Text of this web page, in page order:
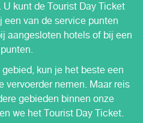
kunt de Tourist Day Ticket
van de service punten
aangesloten hotels of bij een
kun je het beste een
vervoerder nemen. Maar reis
gebieden binnen onze
we het Tourist Day Ticket.